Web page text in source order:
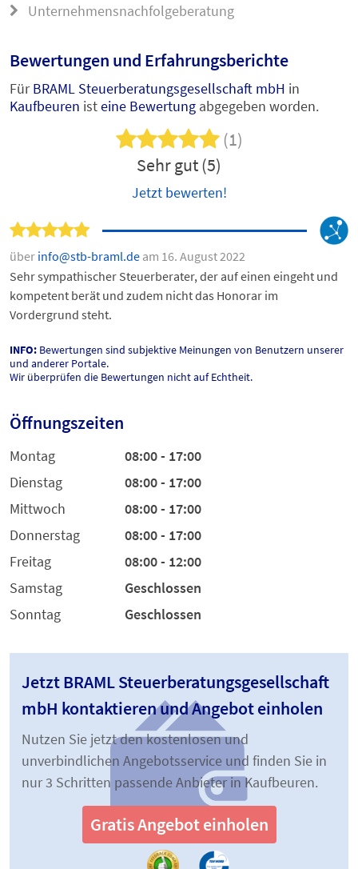
Unternehmensnachfolgeberatung
Bewertungen und Erfahrungsberichte
FürBRAML Steuerberatungsgesellschaft mbH in
Kaufbeuren isteine Bewertung abgegeben worden.
(1)
Sehr gut (5)
Jetzt bewerten!
über info@stb-braml.de am 16. August 2022
Sehr sympathischer Steuerberater, der auf einen eingeht und
kompetent berät und zudem nicht das Honorar im
Vordergrund steht.
INFO: Bewertungen sind subjektive Meinungen von Benutzern unserer
und anderer Portale.
Wir überprüfen die Bewertungen nicht auf Echtheit.
Öffnungszeiten
Montag
08:00 - 17:00
Dienstag
08:00 - 17:00
Mittwoch
08:00 - 17:00
Donnerstag
08:00 - 17:00
Freitag
08:00 - 12:00
Samstag
Geschlossen
Sonntag
Geschlossen
Jetzt BRAML Steuerberatungsgesellschaft
mbH kontaktieren und Angebot einholen
Nutzen Sie jetzt den kostenlosen und
unverbindlichen Angebotsservice und finden Sie in
nur 3 Schritten passende Anbieter in Kaufbeuren.
Gratis Angebot einholen